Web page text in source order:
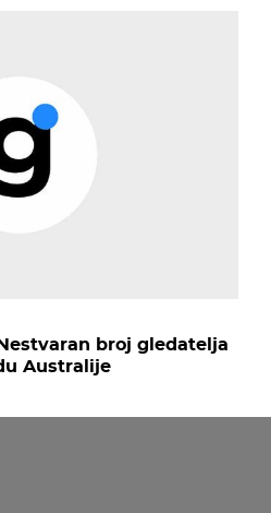
broj gledatelja
Australije